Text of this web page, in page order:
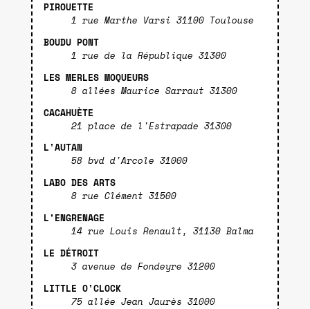
PIROUETTE
1 rue Marthe Varsi 31100 Toulouse
BOUDU PONT
1 rue de la République 31300
LES MERLES MOQUEURS
8 allées Maurice Sarraut 31300
CACAHUÈTE
21 place de l'Estrapade 31300
L'AUTAN
58 bvd d'Arcole 31000
LABO DES ARTS
8 rue Clément 31500
L'ENGRENAGE
14 rue Louis Renault, 31130 Balma
LE DÉTROIT
3 avenue de Fondeyre 31200
LITTLE O'CLOCK
75 allée Jean Jaurès 31000